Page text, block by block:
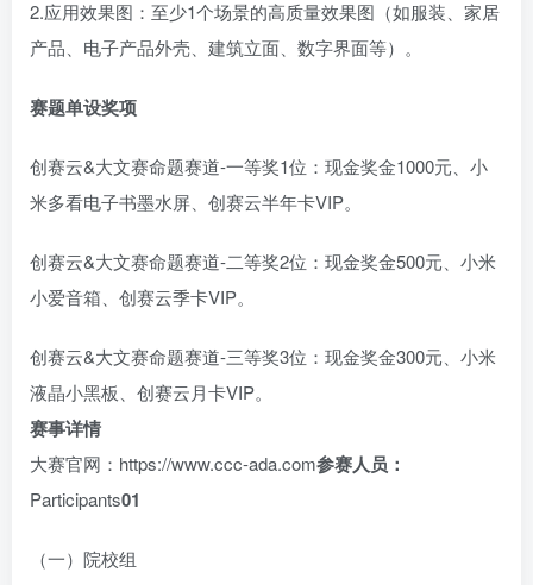
2.应用效果图：至少1个场景的高质量效果图（如服装、家居
产品、电子产品外壳、建筑立面、数字界面等）。
赛题单设奖项
创赛云&大文赛命题赛道-一等奖1位：现金奖金1000元、小
米多看电子书墨水屏、创赛云半年卡VIP。
创赛云&大文赛命题赛道-二等奖2位：现金奖金500元、小米
小爱音箱、创赛云季卡VIP。
创赛云&大文赛命题赛道-三等奖3位：现金奖金300元、小米
液晶小黑板、创赛云月卡VIP。
赛事详情
大赛官网：https://www.ccc-ada.com参赛人员：
Participants01
（一）院校组